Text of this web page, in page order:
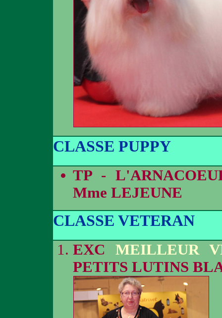
CLASSE PUPPY
TP -
Mme LEJEUNE
CLASSE VETERAN
EXCMEILLEUR
PETITS LUTINS